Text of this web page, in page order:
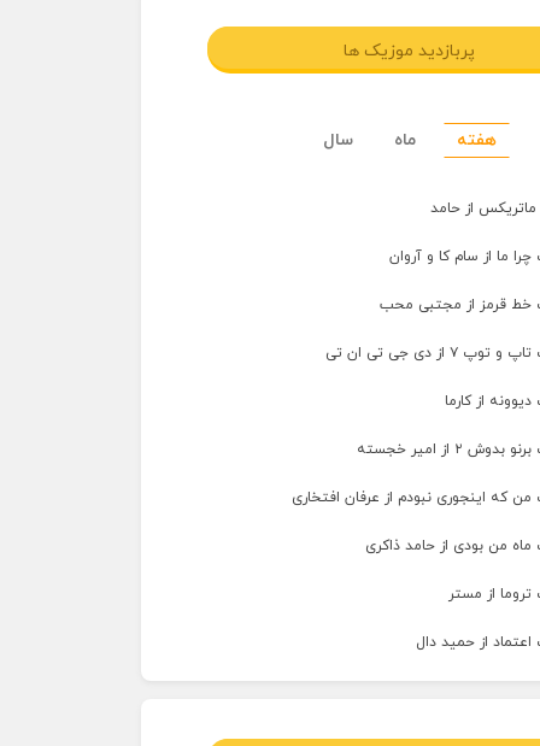
پربازدید موزیک ها
هفته ماه سال
ماتریکس از حامد
چرا ما از سام کا و آروان
خط قرمز از مجتبی محب
۷ از دی جی تی ان تی
از کارما
۲ از امیر خجسته
من که اینجوری نبودم از عرفان افتخاری
ماه من بودی از حامد ذاکری
تروما از مستر
اعتماد از حمید دال